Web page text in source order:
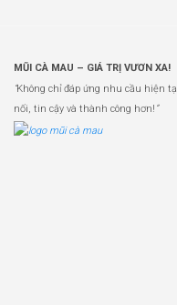
MŨI CÀ MAU – GIÁ TRỊ VƯƠN XA!
“Không chỉ đáp ứng nhu cầu hiện
nối, tin cậy và thành công hơn! ”